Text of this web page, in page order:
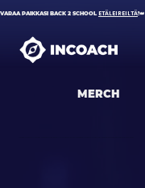
VARAA PAIKKASI BACK 2 SCHOOLETÄLEIREILTÄ!👑
MERCH